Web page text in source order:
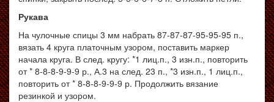
Рукава
На чулочные спицы 3 мм набрать 87-87-87-95-95-95 п.,
вязать 4 круга платочным узором, поставить маркер
начала круга. В след. кругу: *1 лиц.п., 3 изн.п., повторить
от * 8-8-8-9-9-9 р., А.3 на след. 23 п., *3 изн.п., 1 лиц.п.,
повторить от * 8-8-8-9-9-9 р. Продолжить вязание
резинкой и узором.